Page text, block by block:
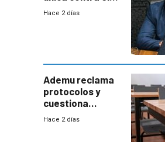
narcotráfico y
Hace 2 días
Ademu reclama
protocolos y
cuestiona
demora de
Hace 2 días